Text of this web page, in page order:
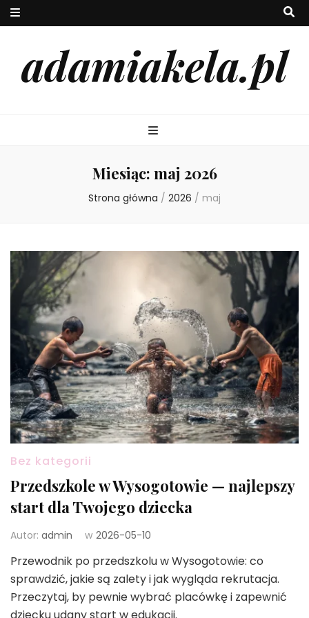
adamiakela.pl
Miesiąc: maj 2026
Strona główna / 2026 / maj
Bez kategorii
Przedszkole w Wysogotowie — najlepszy
start dla Twojego dziecka
Autor: admin w 2026-05-10
Przewodnik po przedszkolu w Wysogotowie: co
sprawdzić, jakie są zalety i jak wygląda rekrutacja.
Przeczytaj, by pewnie wybrać placówkę i zapewnić
dziecku udany start w edukacji.